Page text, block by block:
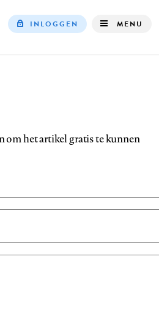
INLOGGEN MENU
om het artikel gratis te kunnen